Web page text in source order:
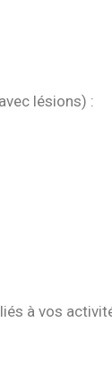
lésions) :
à vos